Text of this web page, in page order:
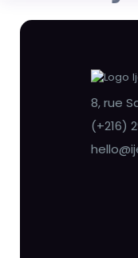
8, rue
(+216)